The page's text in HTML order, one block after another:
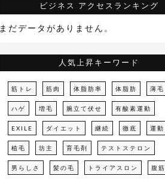
ビジネス アクセスランキング
まだデータがありません。
人気上昇キーワード
筋トレ 筋肉 体脂肪率 体脂肪 薄毛
ハゲ 増毛 腕立て伏せ 有酸素運動
EXILE ダイエット 継続 徹底 運動
植毛 坊主 育毛剤 テストステロン
男らしさ 髪の毛 トライアスロン 腹筋